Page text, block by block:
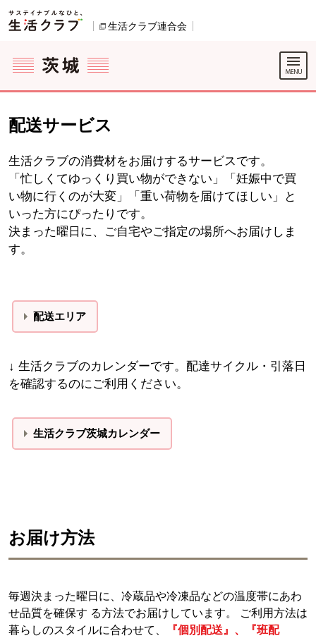
ページの先頭です。
生活クラブ連合会
ここからサイト内共通メニューです。
サイト内共通メニューをスキップする
サイト内共通メニューここまで。
配送サービス
生活クラブの消費材をお届けするサービスです。
「忙しくてゆっくり買い物ができない」「妊娠中で買
い物に行くのが大変」「重い荷物を届けてほしい」と
いった方にぴったりです。
決まった曜日に、ご自宅やご指定の場所へお届けしま
す。
配送エリア
↓ 生活クラブのカレンダーです。配達サイクル・引落日
を確認するのにご利用ください。
生活クラブ茨城カレンダー
お届け方法
毎週決まった曜日に、冷蔵品や冷凍品などの温度帯にあわ
せ品質を確保す る方法でお届けしています。 ご利用方法は
暮らしのスタイルに合わせて、
『個別配送』、『班配